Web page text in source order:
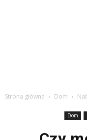
Strona główna Dom
Dom